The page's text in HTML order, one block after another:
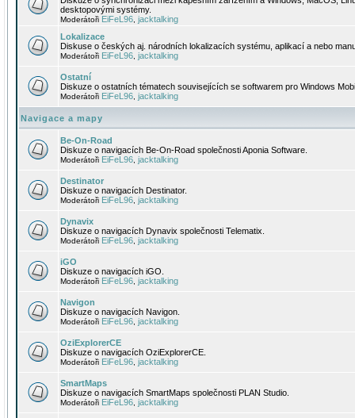
desktopovými systémy.
Moderátoři EiFeL96 jacktalking
Lokalizace
Diskuse o českých aj. národních lokalizacích systému, aplikací a nebo
Moderátoři EiFeL96 jacktalking
Ostatní
Diskuze o ostatních tématech souvisejících se softwarem pro Windows
Moderátoři EiFeL96 jacktalking
Navigace a mapy
Be-On-Road
Diskuze o navigacích Be-On-Road společnosti Aponia Software.
Moderátoři EiFeL96 jacktalking
Destinator
Diskuze o navigacích Destinator.
Moderátoři EiFeL96 jacktalking
Dynavix
Diskuze o navigacích Dynavix společnosti Telematix.
Moderátoři EiFeL96 jacktalking
iGO
Diskuze o navigacích iGO.
Moderátoři EiFeL96 jacktalking
Navigon
Diskuze o navigacích Navigon.
Moderátoři EiFeL96 jacktalking
OziExplorerCE
Diskuze o navigacích OziExplorerCE.
Moderátoři EiFeL96 jacktalking
SmartMaps
Diskuze o navigacích SmartMaps společnosti PLAN Studio.
Moderátoři EiFeL96 jacktalking